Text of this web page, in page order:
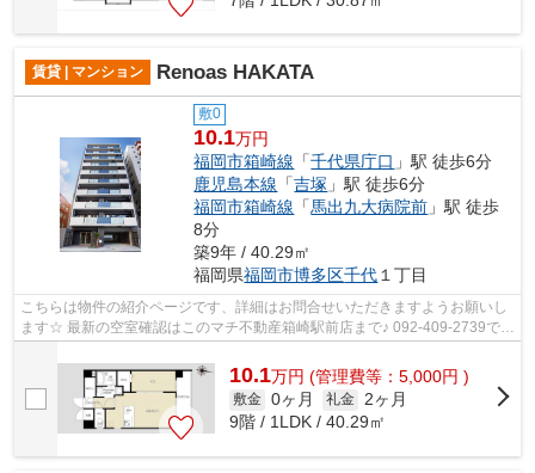
賃貸 | マンション Renoas HAKATA
敷0
10.1万円
福岡市箱崎線 「千代県庁口 」駅 徒歩6分
鹿児島本線 「吉塚 」駅 徒歩6分
福岡市箱崎線 「馬出九大病院前 」駅 徒歩
8分
築9年 / 40.29㎡
福岡県福岡市博多区千代 １丁目
こちらは物件の紹介ページです、詳細はお問合せいただきますようお願いし
ます☆ 最新の空室確認はこのマチ不動産箱崎駅前店まで♪ 092-409-2739で
す！迅速に対応致します！！！！！♪
10.1万円 (管理費等：5,000円 )
敷金 0ヶ月 礼金 2ヶ月
9階 / 1LDK / 40.29㎡